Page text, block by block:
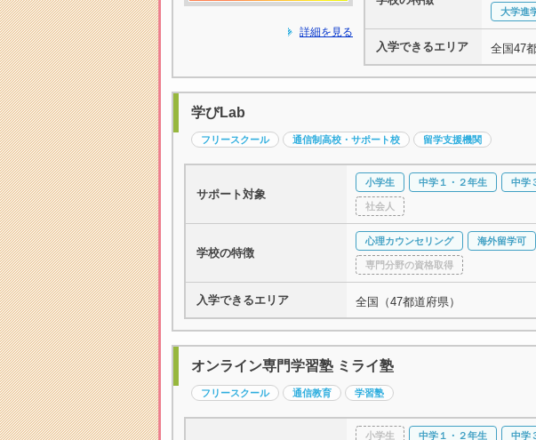
詳細を見る
大学進
入学できるエリア 全国47
学びLab
フリースクール 通信制高校・サポート校 留学支援機関
サポート対象
小学生 中学１・２年生 中学
社会人
学校の特徴
心理カウンセリング 海外留学可
専門分野の資格取得
入学できるエリア 全国（47都道府県）
オンライン専門学習塾 ミライ塾
フリースクール 通信教育 学習塾
小学生 中学１・２年生 中学